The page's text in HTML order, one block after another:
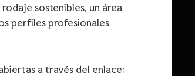
sostenibles, un área
perfiles profesionales
a través del enlace: